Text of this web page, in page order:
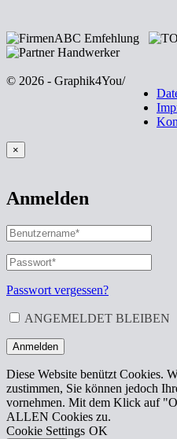
© 2026 - Graphik4You/
×
Anmelden
BENUTZERNAME
ODER
E-
MAIL-
ADRESSE*
ERFORDERLICH
PASSWORT
ERFORDERLICH
Passwort vergessen?
ANGEMELDET BLEIBEN
Anmelden
Diese Website benützt Cookies.
zustimmen, Sie können jedoch
vornehmen. Mit dem Klick auf
ALLEN Cookies zu.
Cookie Settings OK